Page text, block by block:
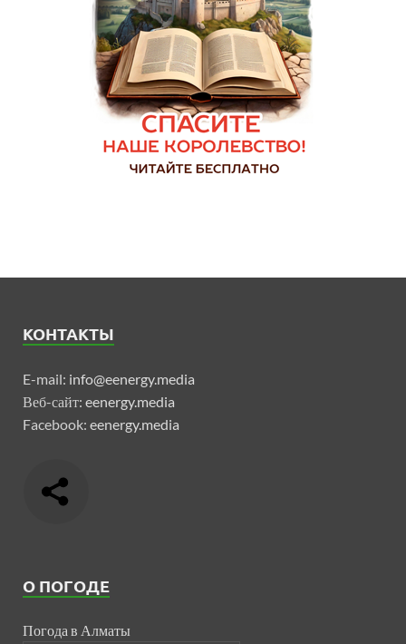
КОНТАКТЫ
E-mail: info@eenergy.media
Веб-сайт: eenergy.media
Facebook: eenergy.media
О ПОГОДЕ
Погода в Алматы